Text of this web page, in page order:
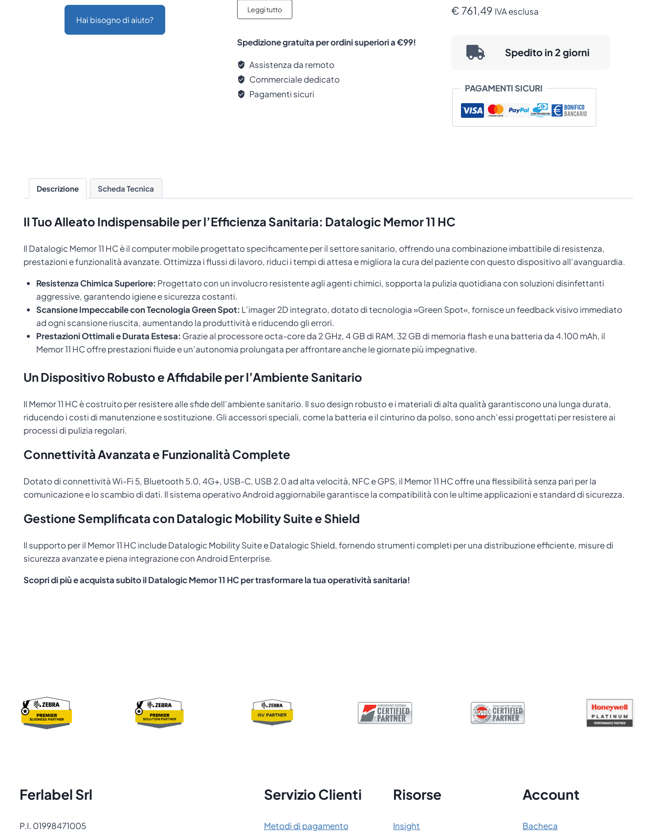
Hai bisogno di aiuto?
ospedalieri sensibili, ma supporta pienamente
le comunicazioni wireless interne sicure e
Leggi tutto
Spedizione gratuita per ordini superiori a €99!
Assistenza da remoto
Commerciale dedicato
Pagamenti sicuri
11
€ 761,49 IVA esclusa
Spedito in 2 giorni
PAGAMENTI SICURI
Descrizione Scheda Tecnica
Il Tuo Alleato Indispensabile per l’Efficienza Sanitaria: Datalogic Memor 11 HC
Il Datalogic Memor 11 HC è il computer mobile progettato specificamente per il settore sanitario, offrendo una combinazione imbattibile di resistenza,
prestazioni e funzionalità avanzate. Ottimizza i flussi di lavoro, riduci i tempi di attesa e migliora la cura del paziente con questo dispositivo all’avanguardia.
Resistenza Chimica Superiore: Progettato con un involucro resistente agli agenti chimici, sopporta la pulizia quotidiana con soluzioni disinfettanti
aggressive, garantendo igiene e sicurezza costanti.
Scansione Impeccabile con Tecnologia Green Spot: L’imager 2D integrato, dotato di tecnologia »Green Spot«, fornisce un feedback visivo immediato
ad ogni scansione riuscita, aumentando la produttività e riducendo gli errori.
Prestazioni Ottimali e Durata Estesa: Grazie al processore octa-core da 2 GHz, 4 GB di RAM, 32 GB di memoria flash e una batteria da 4.100 mAh, il
Memor 11 HC offre prestazioni fluide e un’autonomia prolungata per affrontare anche le giornate più impegnative.
Un Dispositivo Robusto e Affidabile per l’Ambiente Sanitario
Il Memor 11 HC è costruito per resistere alle sfide dell’ambiente sanitario. Il suo design robusto e i materiali di alta qualità garantiscono una lunga durata,
riducendo i costi di manutenzione e sostituzione. Gli accessori speciali, come la batteria e il cinturino da polso, sono anch’essi progettati per resistere ai
processi di pulizia regolari.
Connettività Avanzata e Funzionalità Complete
Dotato di connettività Wi-Fi 5, Bluetooth 5.0, 4G+, USB-C, USB 2.0 ad alta velocità, NFC e GPS, il Memor 11 HC offre una flessibilità senza pari per la
comunicazione e lo scambio di dati. Il sistema operativo Android aggiornabile garantisce la compatibilità con le ultime applicazioni e standard di sicurezza.
Gestione Semplificata con Datalogic Mobility Suite e Shield
Il supporto per il Memor 11 HC include Datalogic Mobility Suite e Datalogic Shield, fornendo strumenti completi per una distribuzione efficiente, misure di
sicurezza avanzate e piena integrazione con Android Enterprise.
Scopri di più e acquista subito il Datalogic Memor 11 HC per trasformare la tua operatività sanitaria!
Ferlabel Srl
P.I. 01998471005
Servizio Clienti
Metodi di pagamento
Risorse
Insight
Account
Bacheca